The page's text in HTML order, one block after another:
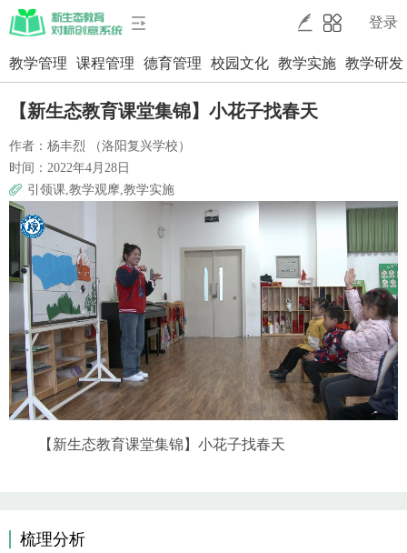
登录
教学管理 课程管理 德育管理 校园文化 教学实施 教学研发
【新生态教育课堂集锦】小花子找春天
作者：杨丰烈 （洛阳复兴学校）
时间：2022年4月28日
引领课,教学观摩,教学实施
【新生态教育课堂集锦】小花子找春天
梳理分析